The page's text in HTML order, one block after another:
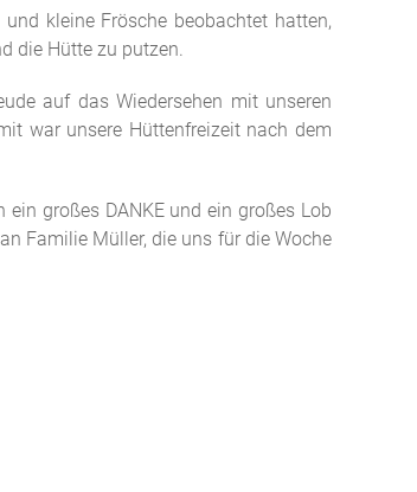
kleine Frösche beobachtet hatten,
die Hütte zu putzen.
auf das Wiedersehen mit unseren
war unsere Hüttenfreizeit nach dem
großes DANKE und ein großes Lob
Familie Müller, die uns für die Woche